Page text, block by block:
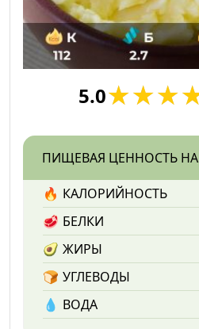
5.0
ПИЩЕВАЯ ЦЕННОСТЬ НА
🔥 КАЛОРИЙНОСТЬ
🥩 БЕЛКИ
🥑 ЖИРЫ
🍞 УГЛЕВОДЫ
💧️ ВОДА